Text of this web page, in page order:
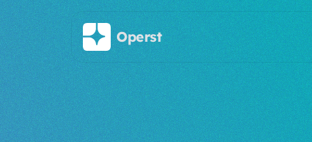
주요 콘텐츠로 건너뛰기
Operst